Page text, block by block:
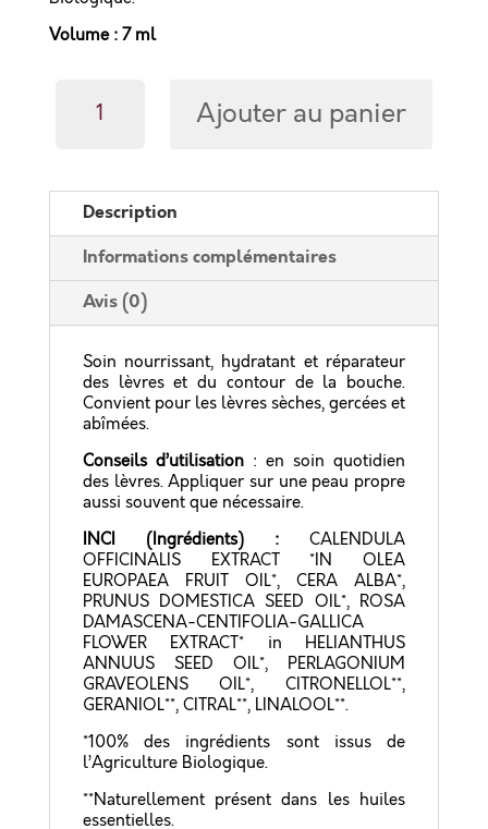
Volume : 7 ml
Bonbon
Ajouter au panier
Description
Informations complémentaires
Avis (0)
Soin nourrissant, hydratant et réparateur
des lèvres et du contour de la bouche.
Convient pour les lèvres sèches, gercées et
abîmées.
Conseils d’utilisation: en soin quotidien
des lèvres. Appliquer sur une peau propre
aussi souvent que nécessaire.
INCI (Ingrédients) :CALENDULA
OFFICINALIS EXTRACT *IN OLEA
EUROPAEA FRUIT OIL*, CERA ALBA*,
PRUNUS DOMESTICA SEED OIL*, ROSA
DAMASCENA-CENTIFOLIA-GALLICA
FLOWER EXTRACT* in HELIANTHUS
ANNUUS SEED OIL*, PERLAGONIUM
GRAVEOLENS OIL*, CITRONELLOL**,
GERANIOL**, CITRAL**, LINALOOL**.
*100% des ingrédients sont issus de
l’Agriculture Biologique.
**Naturellement présent dans les huiles
essentielles.